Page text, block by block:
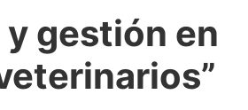
y gestión en